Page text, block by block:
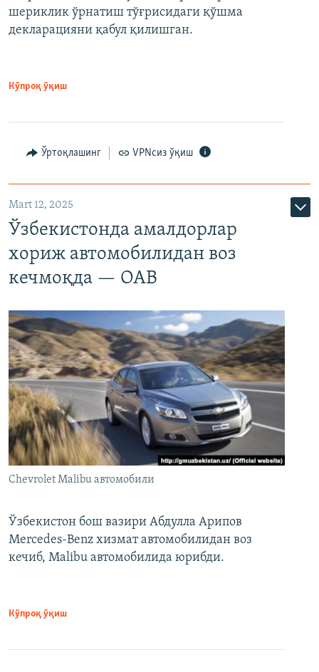
шериклик ўрнатиш тўғрисидаги қўшма
декларацияни қабул қилишган.
Кўпроқ ўқиш
Ўртоқлашинг VPNсиз ўқиш
Mart 12, 2025
Ўзбекистонда амалдорлар
хориж автомобилидан воз
кечмоқда — ОАВ
Chevrolet Malibu автомобили
Ўзбекистон бош вазири Абдулла Арипов
Mercedes-Benz хизмат автомобилидан воз
кечиб, Malibu автомобилида юрибди.
Кўпроқ ўқиш